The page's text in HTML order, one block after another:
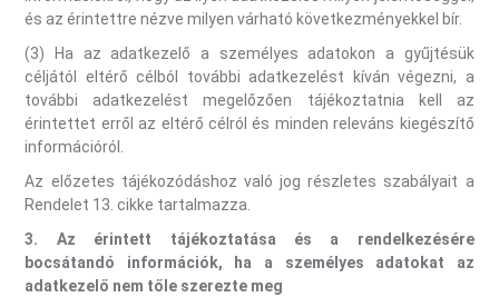
és az érintettre nézve milyen várható következményekkel bír.
(3) Ha az adatkezelő a személyes adatokon a gyűjtésük
céljától eltérő célból további adatkezelést kíván végezni, a
további adatkezelést megelőzően tájékoztatnia kell az
érintettet erről az eltérő célról és minden releváns kiegészítő
információról.
Az előzetes tájékozódáshoz való jog részletes szabályait a
Rendelet 13. cikke tartalmazza.
3. Az érintett tájékoztatása és a rendelkezésére
bocsátandó információk, ha a személyes adatokat az
adatkezelő nem tőle szerezte meg